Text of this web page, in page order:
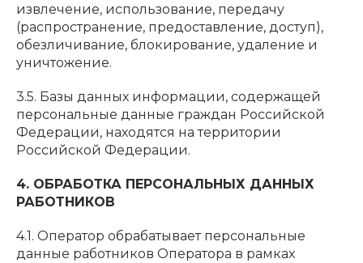
извлечение, использование, передачу
(распространение, предоставление, доступ),
обезличивание, блокирование, удаление и
уничтожение.
3.5. Базы данных информации, содержащей
персональные данные граждан Российской
Федерации, находятся на территории
Российской Федерации.
4. ОБРАБОТКА ПЕРСОНАЛЬНЫХ ДАННЫХ
РАБОТНИКОВ
4.1. Оператор обрабатывает персональные
данные работников Оператора в рамках